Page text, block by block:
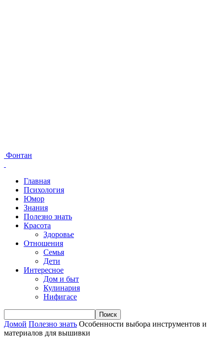
Фонтан
Главная
Психология
Юмор
Знания
Полезно знать
Красота
Здоровье
Отношения
Семья
Дети
Интересное
Дом и быт
Кулинария
Нифигасе
Домой Полезно знать Особенности выбора инструментов и
материалов для вышивки